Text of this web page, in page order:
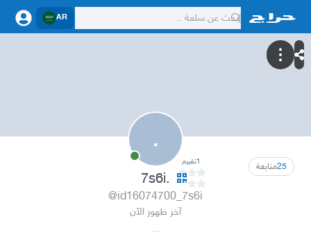
AR
.
25متابعة 1تقييم
.7s6i
@id16074700_7s6i
آخر ظهور الآن